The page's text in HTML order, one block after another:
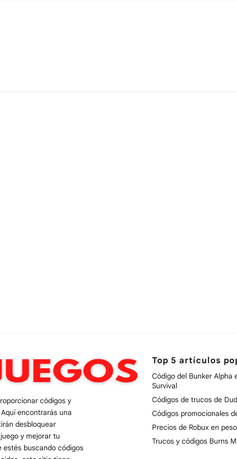
códigos y
encontrarás una
desbloquear
y mejorar tu
estés buscando códigos
Top 5 artículos
Código del Bunker Alpha
Survival
Códigos de trucos de
Códigos promocionales
Precios de Robux en
Trucos y códigos Burns